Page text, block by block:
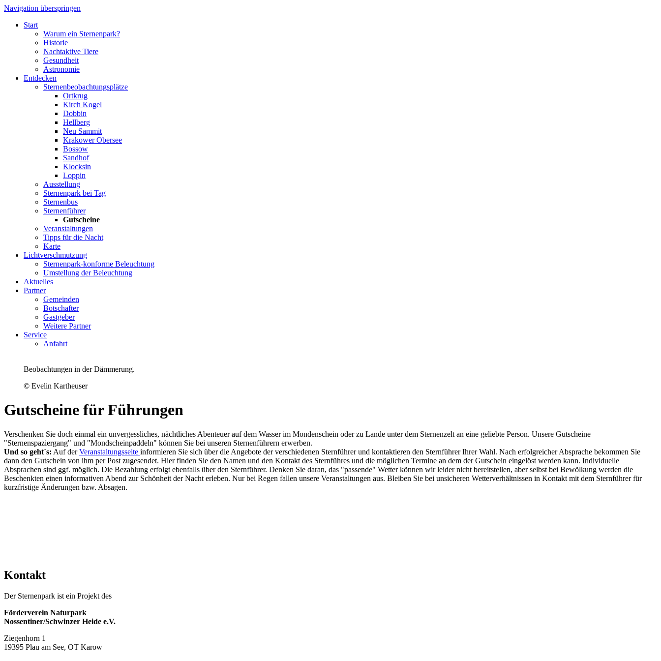
Navigation überspringen
Start
Warum ein Sternenpark?
Historie
Nachtaktive Tiere
Gesundheit
Astronomie
Entdecken
Sternenbeobachtungsplätze
Ortkrug
Kirch Kogel
Dobbin
Hellberg
Neu Sammit
Krakower Obersee
Bossow
Sandhof
Klocksin
Loppin
Ausstellung
Sternenpark bei Tag
Sternenbus
Sternenführer
Gutscheine
Veranstaltungen
Tipps für die Nacht
Karte
Lichtverschmutzung
Sternenpark-konforme Beleuchtung
Umstellung der Beleuchtung
Aktuelles
Partner
Gemeinden
Botschafter
Gastgeber
Weitere Partner
Service
Anfahrt
Beobachtungen in der Dämmerung.
© Evelin Kartheuser
Gutscheine für Führungen
Verschenken Sie doch einmal ein unvergessliches, nächtliches Abenteuer auf dem Wasser im Mondenschein oder zu Lande unter dem Sternenzelt an eine geliebte Person. Unsere Gutscheine
"Sternenspaziergang" und "Mondscheinpaddeln" können Sie bei unseren Sternenführern erwerben.
Und so geht´s: Auf derVeranstaltungsseite informieren Sie sich über die Angebote der verschiedenen Sternführer und kontaktieren den Sternführer Ihrer Wahl. Nach erfolgreicher Absprache bekommen Sie
dann den Gutschein von ihm per Post zugesendet. Hier finden Sie den Namen und den Kontakt des Sternführes und die möglichen Termine an dem der Gutschein eingelöst werden kann. Individuelle
Absprachen sind ggf. möglich. Die Bezahlung erfolgt ebenfalls über den Sternführer. Denken Sie daran, das "passende" Wetter können wir leider nicht bereitstellen, aber selbst bei Bewölkung werden die
Beschenkten einen informativen Abend zur Schönheit der Nacht erleben. Nur bei Regen fallen unsere Veranstaltungen aus. Bleiben Sie bei unsicheren Wetterverhältnissen in Kontakt mit dem Sternführer für
kurzfristige Änderungen bzw. Absagen.
Kontakt
Der Sternenpark ist ein Projekt des
Förderverein Naturpark
Nossentiner/Schwinzer Heide e.V.
Ziegenhorn 1
19395 Plau am See, OT Karow